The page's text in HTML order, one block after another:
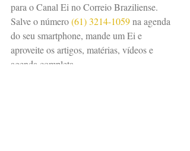
para o Canal Ei no Correio Braziliense.
Salve o número (61) 3214-1059 na agenda
do seu smartphone, mande um Ei e
aproveite os artigos, matérias, vídeos e
agenda completa.